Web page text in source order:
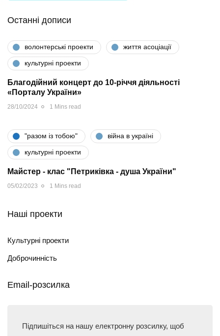
Останні дописи
волонтерські проекти життя асоціації
культурні проекти
Благодійний концерт до 10-річчя діяльності
«Порталу України»
28/10/2024 1 Mins read
"разом iз тобою" війна в україні
культурні проекти
Майстер - клас "Петриківка - душа України"
05/02/2023 1 Mins read
Наші проекти
Культурні проекти
Доброчинність
Email-розсилка
Підпишіться на нашу електронну розсилку, щоб